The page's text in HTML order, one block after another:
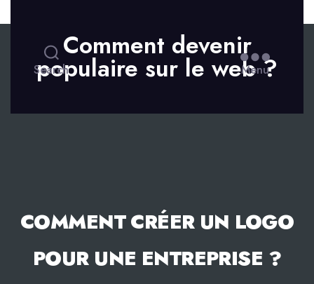
Search
Comment devenir
populaire sur le web ?
Menu
COMMENT CRÉER UN LOGO
POUR UNE ENTREPRISE ?